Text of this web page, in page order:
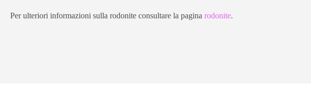
Per ulteriori informazioni sulla rodonite consultare la pagina rodonite.